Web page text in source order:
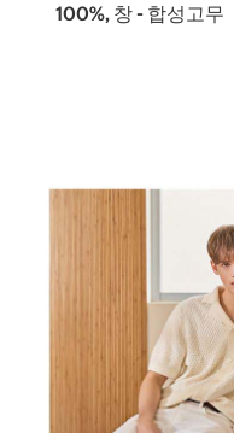
100%, 창 - 합성고무